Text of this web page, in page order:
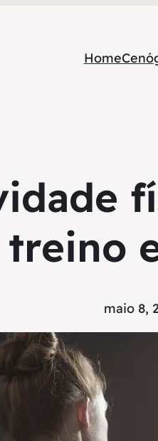
Home
treino
maio 8,